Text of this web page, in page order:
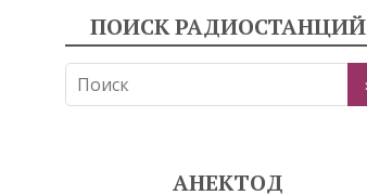
ПОИСК РАДИОСТАНЦИЙ
АНЕКТОД